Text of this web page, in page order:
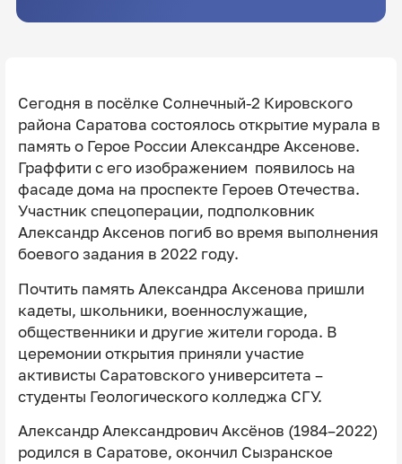
Сегодня в посёлке Солнечный-2 Кировского
района Саратова состоялось открытие мурала в
память о Герое России Александре Аксенове.
Граффити с его изображением появилось на
фасаде дома на проспекте Героев Отечества.
Участник спецоперации, подполковник
Александр Аксенов погиб во время выполнения
боевого задания в 2022 году.
Почтить память Александра Аксенова пришли
кадеты, школьники, военнослужащие,
общественники и другие жители города. В
церемонии открытия приняли участие
активисты Саратовского университета –
студенты Геологического колледжа СГУ.
Александр Александрович Аксёнов (1984–2022)
родился в Саратове, окончил Сызранское